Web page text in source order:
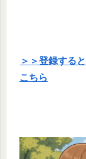
＞＞登録する
こちら